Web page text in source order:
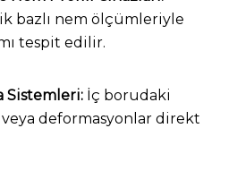
bazlı nem ölçümleriyle
tespit edilir.
Sistemleri:İç borudaki
deformasyonlar direkt